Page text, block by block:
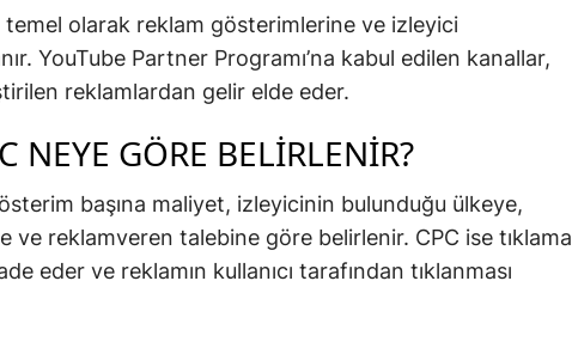
temel olarak reklam gösterimlerine ve izleyici
YouTube Partner Programı’na kabul edilen kanallar,
reklamlardan gelir elde eder.
NEYE GÖRE BELIRLENIR?
başına maliyet, izleyicinin bulunduğu ülkeye,
ve reklamveren talebine göre belirlenir. CPC ise tıklama
eder ve reklamın kullanıcı tarafından tıklanması